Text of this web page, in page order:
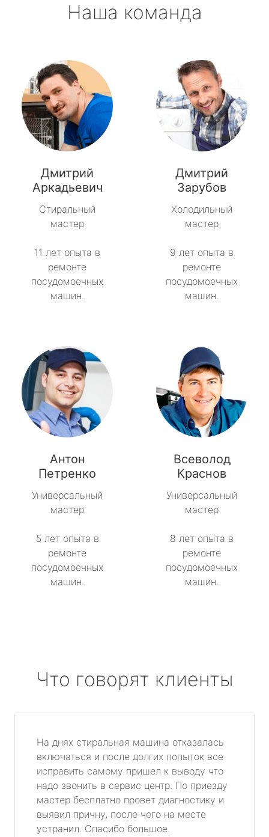
Наша команда
Дмитрий
Аркадьевич
Стиральный
мастер
11 лет опыта в
ремонте
посудомоечных
машин.
Дмитрий
Зарубов
Холодильный
мастер
9 лет опыта в
ремонте
посудомоечных
машин.
Антон
Петренко
Универсальный
мастер
5 лет опыта в
ремонте
посудомоечных
машин.
Всеволод
Краснов
Универсальный
мастер
8 лет опыта в
ремонте
посудомоечных
машин.
Что говорят клиенты
На днях стиральная машина отказалась
включаться и после долгих попыток все
исправить самому пришел к выводу что
надо звонить в сервис центр. По приезду
мастер бесплатно провет диагностику и
выявил причну, после чего на месте
устранил. Спасибо большое.